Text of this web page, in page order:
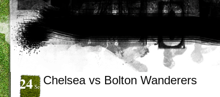
24Set Chelsea vs Bolton Wanderers